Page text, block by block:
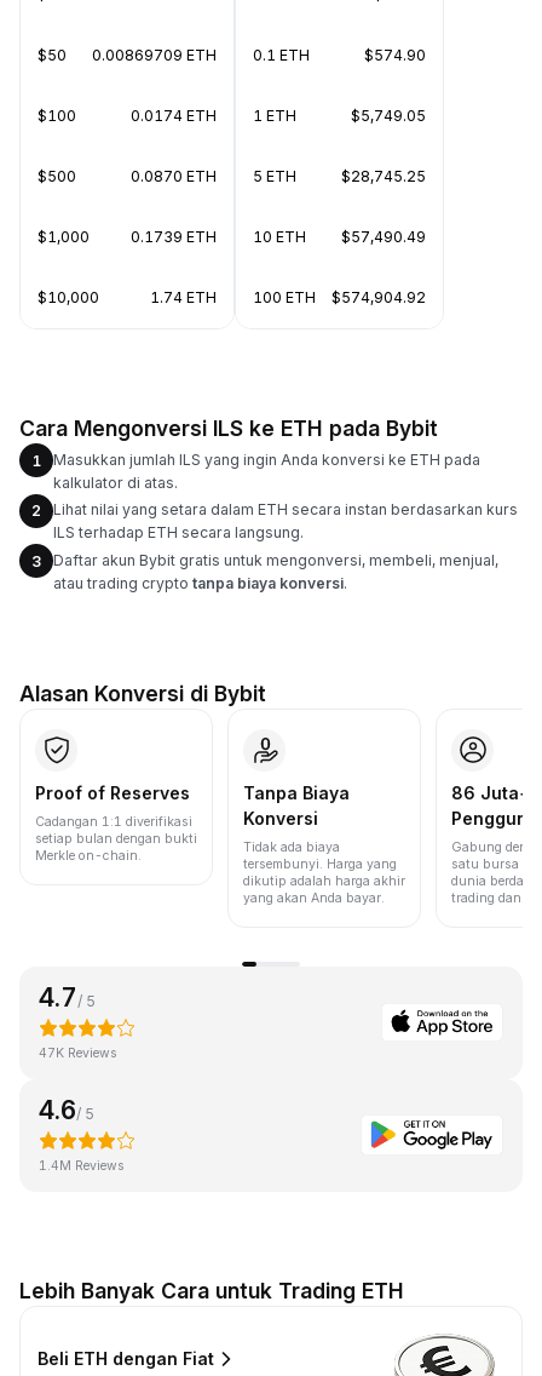
$50 0.00869709 ETH
$100 0.0174 ETH
$500 0.0870 ETH
$1,000 0.1739 ETH
$10,000 1.74 ETH
0.1 ETH $574.90
1 ETH $5,749.05
5 ETH $28,745.25
10 ETH $57,490.49
100 ETH $574,904.92
Cara Mengonversi ILS ke ETH pada Bybit
1
Masukkan jumlah ILS yang ingin Anda konversi ke ETH pada
kalkulator di atas.
2
Lihat nilai yang setara dalam ETH secara instan berdasarkan kurs
ILS terhadap ETH secara langsung.
3
Daftar akun Bybit gratis untuk mengonversi, membeli, menjual,
atau trading crypto tanpa biaya konversi.
Alasan Konversi di Bybit
Proof of Reserves
Cadangan 1:1 diverifikasi
setiap bulan dengan bukti
Merkle on-chain.
Tanpa Biaya
Konversi
Tidak ada biaya
tersembunyi. Harga yang
dikutip adalah harga akhir
yang akan Anda bayar.
86 Juta+
Pengguna
Gabung
satu bursa
dunia
trading dan
4.7 / 5
47K Reviews
4.6/ 5
1.4M Reviews
Lebih Banyak Cara untuk Trading ETH
Beli ETH dengan Fiat